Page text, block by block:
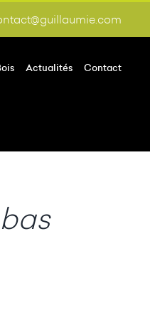
Actualités Contact